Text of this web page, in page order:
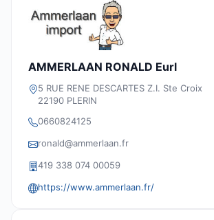
AMMERLAAN RONALD Eurl
5 RUE RENE DESCARTES Z.I. Ste Croix
22190 PLERIN
0660824125
ronald@ammerlaan.fr
419 338 074 00059
https://www.ammerlaan.fr/